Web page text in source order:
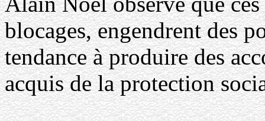
blocages, engendrent des
tendance à produire des
acquis de la protection